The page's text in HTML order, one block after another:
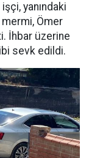
yanındaki
mermi, Ömer
İhbar üzerine
sevk edildi.